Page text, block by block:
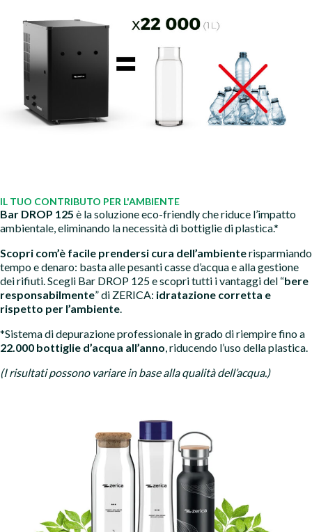
IL TUO CONTRIBUTO PER L'AMBIENTE
Bar DROP 125 è la soluzione eco-friendly che riduce l’impatto
ambientale, eliminando la necessità di bottiglie di plastica.*
Scopri com’è facile prendersi cura dell’ambienterisparmiando
tempo e denaro: basta alle pesanti casse d’acqua e alla gestione
dei rifiuti. Scegli Bar DROP 125 e scopri tutti i vantaggi del “bere
responsabilmente” di ZERICA: idratazione corretta e
rispetto per l’ambiente
*Sistema di depurazione professionale in grado di riempire fino a
22.000 bottiglie d’acqua all’anno , riducendo l’uso della plastica.
(I risultati possono variare in base alla qualità dell’acqua.)